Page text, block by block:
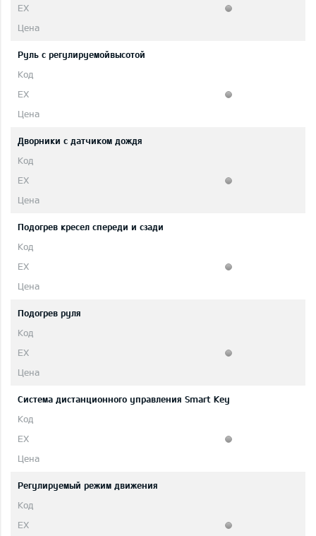
Руль с регулируемойвысотой
Дворники с датчиком дождя
Подогрев кресел спереди и сзади
Подогрев руля
Система дистанционного управления Smart Key
Регулируемый режим движения